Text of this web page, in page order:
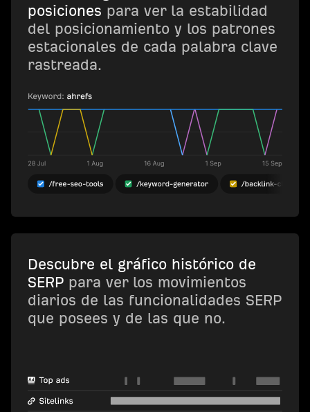
posiciones para ver la estabilidad
del posicionamiento y los patrones
estacionales de cada palabra clave
rastreada.
Descubre el gráfico histórico de
SERP para ver los movimientos
diarios de las funcionalidades SERP
que posees y de las que no.